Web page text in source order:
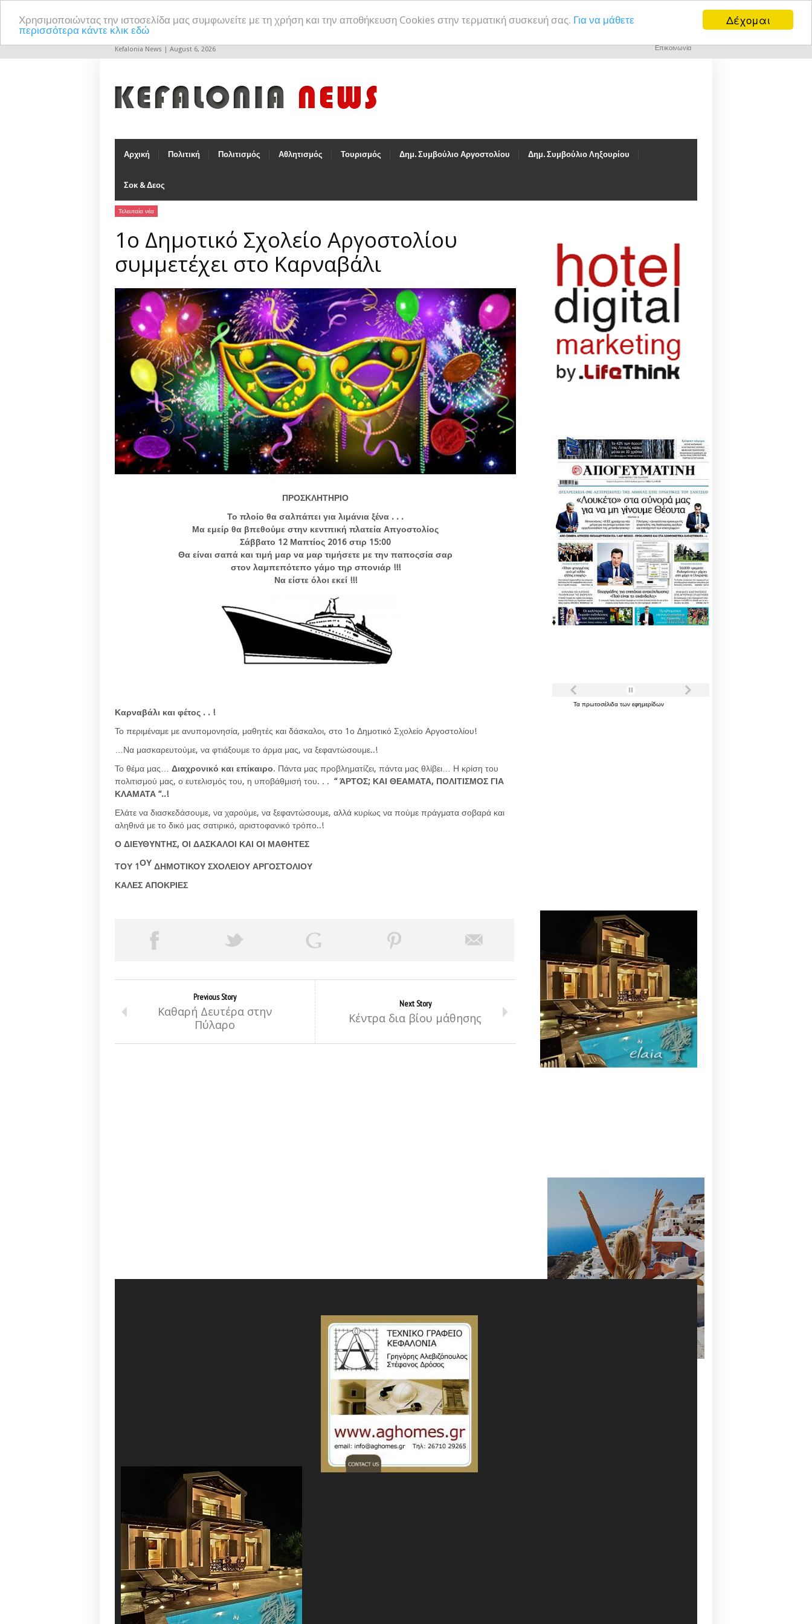
Δέχομαι
Χρησιμοποιώντας την ιστοσελίδα μας συμφωνείτε με τη χρήση και την αποθήκευση Cookies στην τερματική συσκευή σας. Για να μάθετε
περισσότερα κάντε κλικ εδώ
Kefalonia News | August 6, 2026 Επικοινωνία
Αρχική Πολιτική Πολιτισμός Αθλητισμός Τουρισμός Δημ. Συμβούλιο Αργοστολίου Δημ. Συμβούλιο Ληξουρίου
Σοκ & Δεος
Τελευταία νέα
1ο Δημοτικό Σχολείο Αργοστολίου
συμμετέχει στο Καρναβάλι
ΠΡΟΣΚΛΗΤΗΡΙΟ
Το πλοίο θα σαλπάπει για λιμάνια ξένα . . .
Μα εμείρ θα βπεθούμε στην κεντπική πλατεία Απγοστολίος
Σάββατο 12 Μαπτίος 2016 στιρ 15:00
Θα είναι σαπά και τιμή μαρ να μαρ τιμήσετε με την παποςσία σαρ
στον λαμπεπότεπο γάμο τηρ σπονιάρ !!!
Να είστε όλοι εκεί !!!
Καρναβάλι και φέτος . . !
Το περιμέναμε με ανυπομονησία, μαθητές και δάσκαλοι, στο 1ο Δημοτικό Σχολείο Αργοστολίου!
…Να μασκαρευτούμε, να φτιάξουμε το άρμα μας, να ξεφαντώσουμε..!
Το θέμα μας… Διαχρονικό και επίκαιρο. Πάντα μας προβληματίζει, πάντα μας θλίβει… Η κρίση του
πολιτισμού μας, ο ευτελισμός του, η υποβάθμισή του. . . “ ΆΡΤΟΣ; ΚΑΙ ΘΕΑΜΑΤΑ, ΠΟΛΙΤΙΣΜΟΣ ΓΙΑ
ΚΛΑΜΑΤΑ “..!
Ελάτε να διασκεδάσουμε, να χαρούμε, να ξεφαντώσουμε, αλλά κυρίως να πούμε πράγματα σοβαρά και
αληθινά με το δικό μας σατιρικό, αριστοφανικό τρόπο..!
Ο ΔΙΕΥΘΥΝΤΗΣ, ΟΙ ΔΑΣΚΑΛΟΙ ΚΑΙ ΟΙ ΜΑΘΗΤΕΣ
ΤΟΥ 1ΟΥ ΔΗΜΟΤΙΚΟΥ ΣΧΟΛΕΙΟΥ ΑΡΓΟΣΤΟΛΙΟΥ
ΚΑΛΕΣ ΑΠΟΚΡΙΕΣ
Previous Story
Καθαρή Δευτέρα στην
Πύλαρο
Next Story
Κέντρα δια βίου μάθησης
Τα πρωτοσέλιδα των εφημερίδων